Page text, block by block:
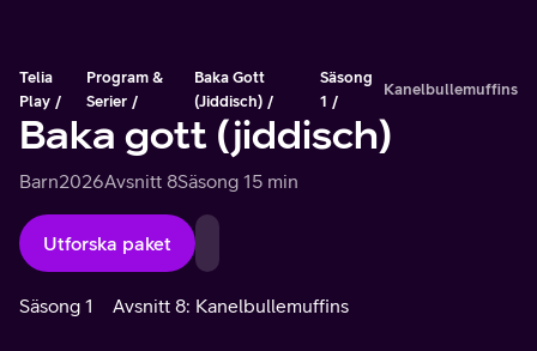
Telia
Play
Program &
Serier
Baka Gott
(jiddisch)
Säsong
1
Kanelbullemuffins
Baka gott (jiddisch)
Barn2026Avsnitt 8Säsong 15 min
Utforska paket
Säsong 1 Avsnitt 8: Kanelbullemuffins